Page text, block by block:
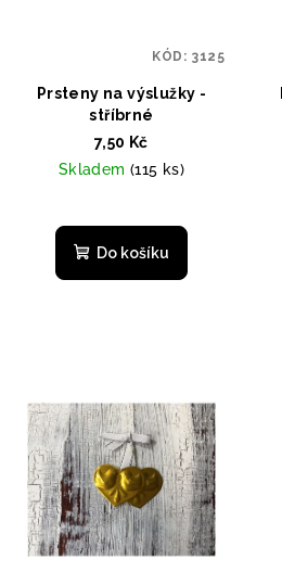
Prsteny na výslužky -
stříbrné
7,50 Kč
Skladem (115 ks)
Do košíku
KÓD: 3125